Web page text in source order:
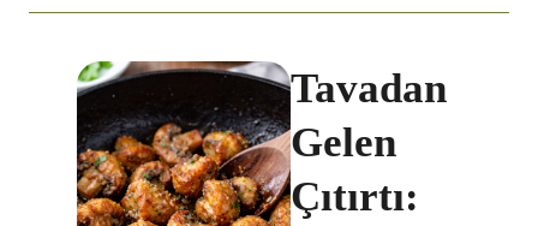
Tavadan
Gelen
Çıtırtı: